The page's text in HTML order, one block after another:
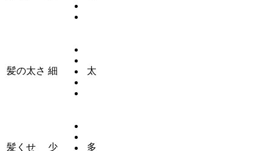
髪の太さ 細 太
髪くせ 少 多